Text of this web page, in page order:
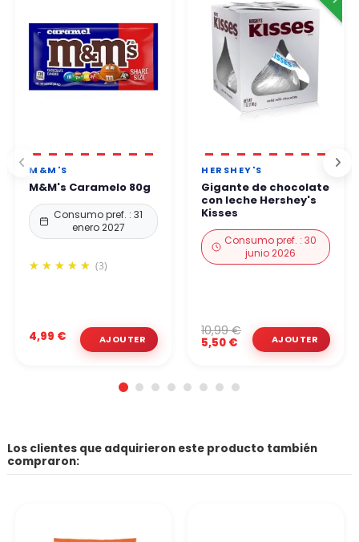
M&M'S
M&M's Caramelo 80g
Consumo pref. : 31
enero 2027
(3)
4,99 €
HERSHEY'S
Gigante de chocolate
con leche Hershey's
Kisses
Consumo pref. : 30
junio 2026
5,50 €
10,99 €
Los clientes que adquirieron este producto también
compraron: